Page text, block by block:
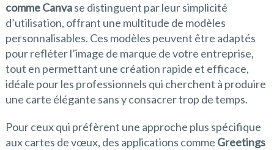
comme Canvase distinguent par leur simplicité
d’utilisation, offrant une multitude de modèles
personnalisables. Ces modèles peuvent être adaptés
pour refléter l’image de marque de votre entreprise,
tout en permettant une création rapide et efficace,
idéale pour les professionnels qui cherchent à produire
une carte élégante sans y consacrer trop de temps.
Pour ceux qui préfèrent une approche plus spécifique
aux cartes de vœux, des applications comme Greetings